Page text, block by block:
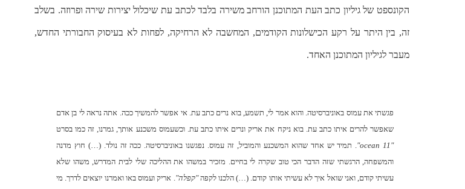
הקונספט של גיליון כתב העת המתוכנן הורחב משירה בלבד לכתב עת שיכלול יצירות שירה ופרוזה. בשלב
זה, בין היתר על רקע הכישלונות הקודמים, המחשבה לא הרחיקה, לפחות לא בעיסוק החבורתי החדש,
מעבר לגיליון המתוכנן האחד.
פגשתי את עמוס באוניברסיטה. והוא אמר לי, תשמע, בוא נרים כתב עת. אי אפשר להמשיך ככה. אתה נראה לי בן אדם
שאפשר להרים איתו כתב עת. בוא ניקח את אריק ונרים איתו כתב עת. וכשעמוס משכנע אותך, גמרנו, זה כמו בסרט
"
ocean 11
". תמיד יש אחד שהוא המשכנע והמוביל, זה עמוס. נפגשנו באוניברסיטה. ככה זה נולד. (…) חוץ מדנה
והמשפחה, הרגשתי שזה הדבר הכי טוב שקרה לי בחיים. מזכיר במשהו את ההליכה שלי לבית המדרש, משהו שלא
עשיתי קודם, ואני שואל איך לא עשיתי אותו קודם. (…) הלכנו לקפה"קפלה". אריק ועמוס באו ואמרנו יוצאים לדרך. מי